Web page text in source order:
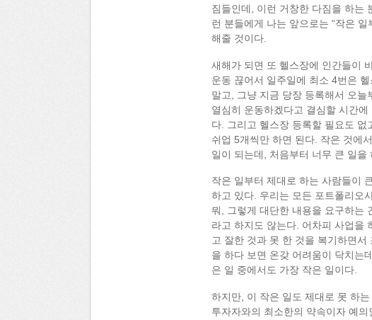
짐들인데, 이런 거창한 다짐을 하는
런 분들에게 나는 앞으로는 “작은
해줄 것이다.
새해가 되면 또 헬스장에 인간들이
운동 끊어서 일주일에 최소 4번은
말고, 그냥 지금 당장 등록해서 오
열심히 운동하겠다고 결심할 시간
다. 그리고 헬스장 등록할 필요도
쉬업 5개씩만 하면 된다. 작은 것에
일이 되는데, 처음부터 너무 큰 일을
작은 일부터 제대로 하는 사람들이
하고 있다. 우리는 모든 포트폴리오
뭐, 그렇게 대단한 내용을 요구하는
라고 하지도 않는다. 어차피 사업을
고 잘한 것과 못 한 것을 복기하면
을 하다 보면 온갖 어려움이 닥치는
은 일 중에서도 가장 작은 일이다.
하지만, 이 작은 일도 제대로 못 하
투자자와의 최소한의 약속이자 예